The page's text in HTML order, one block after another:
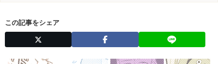
この記事をシェア